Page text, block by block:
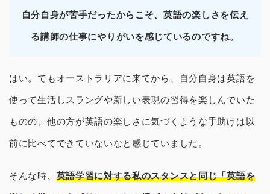
自分自身が苦手だったからこそ、英語の楽しさを伝え
る講師の仕事にやりがいを感じているのですね。
はい。でもオーストラリアに来てから、自分自身は英語を
使って生活しスラングや新しい表現の習得を楽しんでいた
ものの、他の方が英語の楽しさに気づくような手助けは以
前に比べてできていないなと感じていました。
そんな時、 英語学習に対する私のスタンスと同じ「英語を